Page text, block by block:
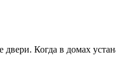
Когда в домах